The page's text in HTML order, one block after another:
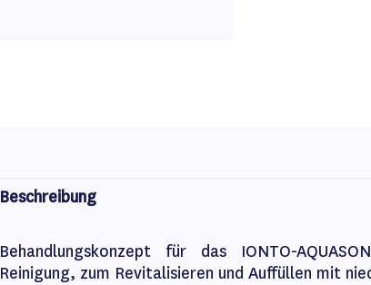
Beschreibung
Behandlungskonzept für das IONTO-
Reinigung, zum Revitalisieren und Auffüllen mit